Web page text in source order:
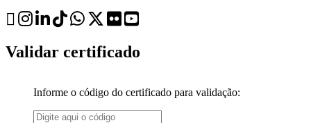
Validar certificado
Informe o código do certificado para validação: